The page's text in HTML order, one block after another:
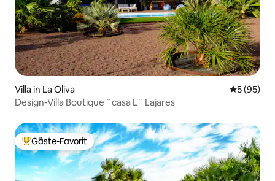
Villa in La Oliva
5 (95)
Design-Villa Boutique ¨casa L¨ Lajares
Beliebter Gäste-Favorit.
Gäste-Favorit